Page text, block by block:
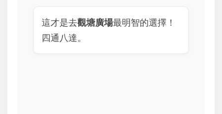
這才是去觀塘廣場最明智的選擇！
四通八達。